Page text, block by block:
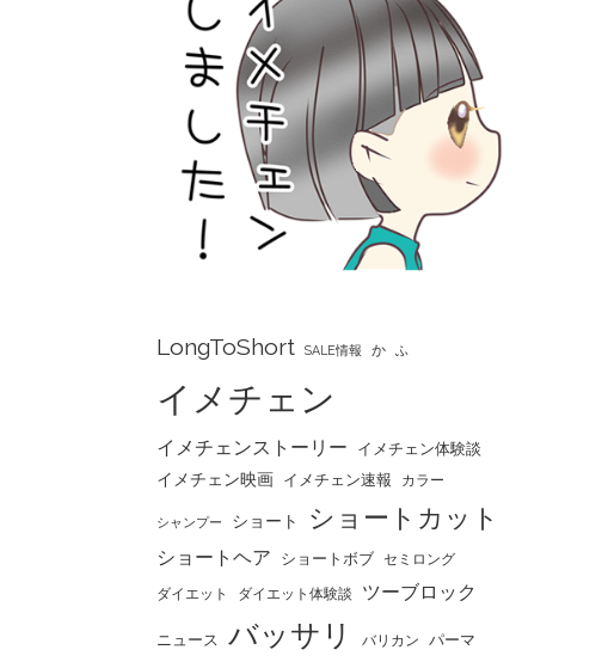
LongToShort SALE情報 か ふ
イメチェン
イメチェンストーリー イメチェン体験談
イメチェン映画 イメチェン速報 カラー
シャンプー ショート ショートカット
ショートヘア ショートボブ セミロング
ダイエット ダイエット体験談 ツーブロック
ニュース バッサリ バリカン パーマ